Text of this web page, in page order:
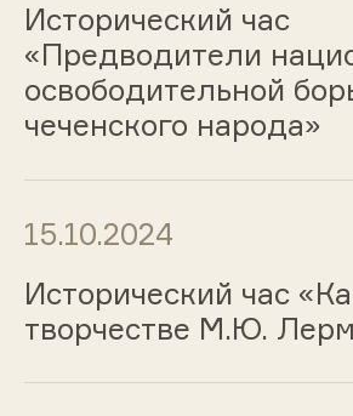
Исторический час
«Предводители
освободительной
чеченского народа»
15.10.2024
Исторический час
творчестве М.Ю.